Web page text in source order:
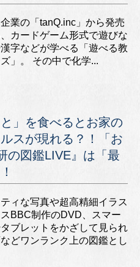
業の「tanQ.inc」から発売
カードゲーム形式で遊びな
字などが学べる「遊べる教
」。 その中で化学...
」を食べるとお家の
スが現れる？！「お
の図鑑LIVE』は「最
ィな写真や超高精細イラス
スBBC制作のDVD、スマー
タブレットをかざして見られ
どワンランク上の図鑑とし